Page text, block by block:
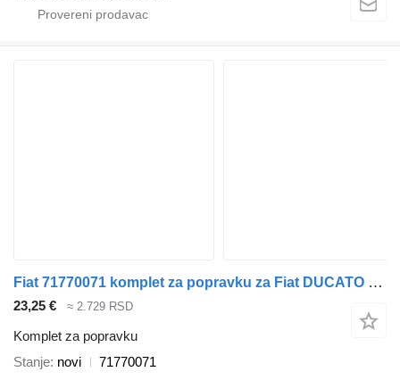
Fiat 71770071 komplet za popravku za Fiat DUCATO 2.8 JTD
23,25 € ≈ 2.729 RSD
Komplet za popravku
Stanje novi
71770071